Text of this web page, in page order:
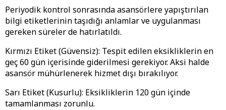
Periyodik kontrol sonrasında asansörlere yapıştırılan
bilgi etiketlerinin taşıdığı anlamlar ve uygulanması
gereken süreler de hatırlatıldı.
Kırmızı Etiket (Güvensiz): Tespit edilen eksikliklerin en
geç 60 gün içerisinde giderilmesi gerekiyor. Aksi halde
asansör mühürlenerek hizmet dışı bırakılıyor.
Sarı Etiket (Kusurlu): Eksikliklerin 120 gün içinde
tamamlanması zorunlu.